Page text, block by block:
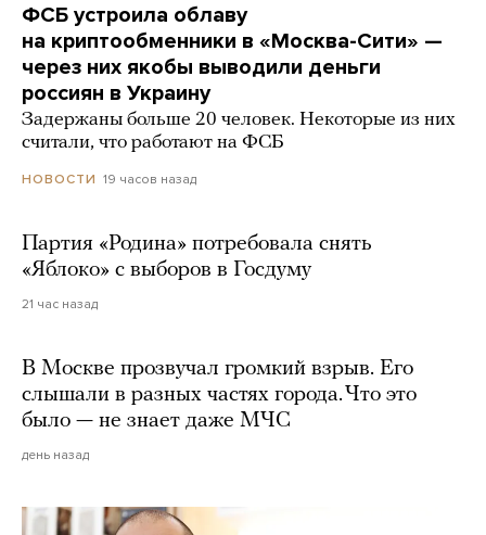
ФСБ устроила облаву
на криптообменники в «Москва-Сити» —
через них якобы выводили деньги
россиян в Украину
Задержаны больше 20 человек. Некоторые из них
считали, что работают на ФСБ
НОВОСТИ 19 часов назад
Партия «Родина» потребовала снять
«Яблоко» с выборов в Госдуму
21 час назад
В Москве прозвучал громкий взрыв. Его
слышали в разных частях города. Что это
было — не знает даже МЧС
день назад